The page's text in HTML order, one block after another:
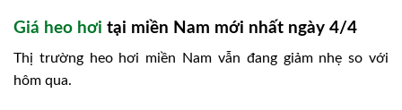
Giá heo hơi tại miền Nam mới nhất ngày 4/4
Thị trường heo hơi miền Nam vẫn đang giảm nhẹ so với
hôm qua.